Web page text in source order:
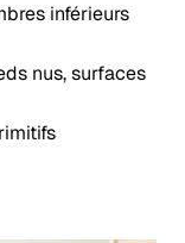
inférieurs
nus, surfaces